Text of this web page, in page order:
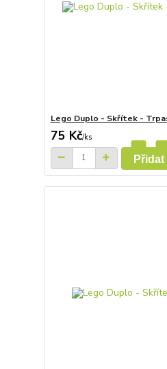
Lego Duplo - Skřítek -
75 Kč/ks